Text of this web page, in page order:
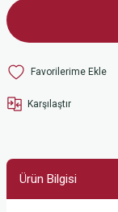
Karşılaştır
Ürün Bilgisi